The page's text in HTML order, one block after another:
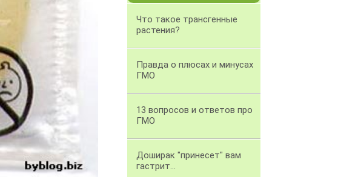
Что такое трансгенные
растения?
Правда о плюсах и минусах
ГМО
13 вопросов и ответов про
ГМО
Доширак "принесет" вам
гастрит...